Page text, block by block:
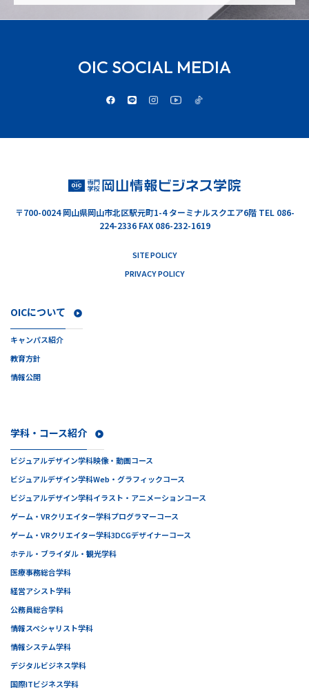
OIC SOCIAL MEDIA
〒700-0024岡山県岡山市北区駅元町1-4 ターミナルスクエア6階TEL 086-
224-2336 FAX 086-232-1619
SITE POLICY
PRIVACY POLICY
OICについて
キャンパス紹介
教育方針
情報公開
学科・コース紹介
ビジュアルデザイン学科映像・動画コース
ビジュアルデザイン学科Web・グラフィックコース
ビジュアルデザイン学科イラスト・アニメーションコース
ゲーム・VRクリエイター学科プログラマーコース
ゲーム・VRクリエイター学科3DCGデザイナーコース
ホテル・ブライダル・観光学科
医療事務総合学科
経営アシスト学科
公務員総合学科
情報スペシャリスト学科
情報システム学科
デジタルビジネス学科
国際ITビジネス学科